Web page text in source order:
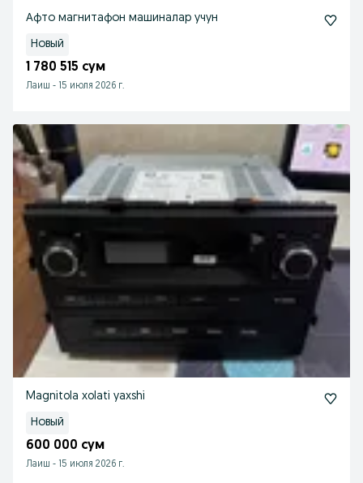
Афто магнитафон машиналар учун
Новый
1 780 515 сум
Лаиш - 15 июля 2026 г.
Magnitola xolati yaxshi
Новый
600 000 сум
Лаиш - 15 июля 2026 г.